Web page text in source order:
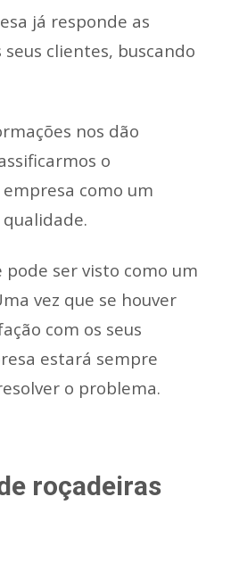
já responde as
seus clientes, buscando
nos dão
o
como um
ser visto como um
vez que se houver
com os seus
estará sempre
o problema.
roçadeiras